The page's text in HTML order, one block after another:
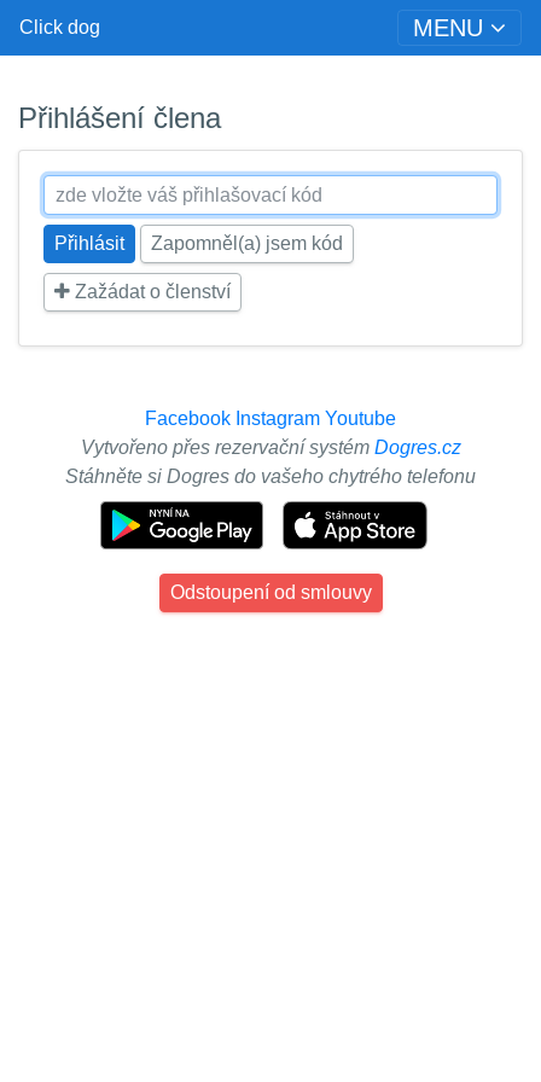
Click dog MENU
Přihlášení člena
Zapomněl(a) jsem kód
Zažádat o členství
Facebook Instagram Youtube
Vytvořeno přes rezervační systém Dogres.cz
Stáhněte si Dogres do vašeho chytrého telefonu
Odstoupení od smlouvy